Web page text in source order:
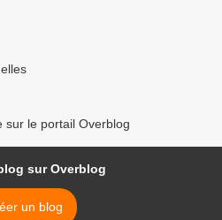
sur le portail Overblog
sur Overblog
un blog